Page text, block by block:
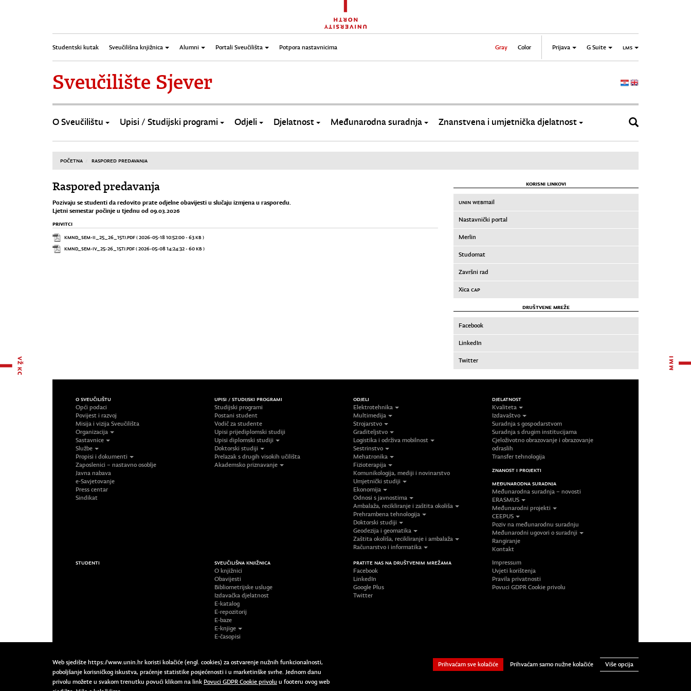
Studentski kutak Sveučilišna knjižnica Alumni Portali Sveučilišta Potpora nastavnicima Gray Color Prijava G Suite LMS
Sveučilište Sjever
O Sveučilištu Upisi / Studijski programi Odjeli Djelatnost Međunarodna suradnja Znanstvena i umjetnička djelatnost
POČETNA RASPORED PREDAVANJA
Raspored predavanja
Pozivaju se studenti da redovito prate odjelne obavijesti u slučaju izmjena u rasporedu.
Ljetni semestar počinje u tjednu od 09.03.2026
PRIVITCI
KMND_SEM-II_25_26_15TJ.PDF( 2026-05-18 10:52:00 - 63 KB )
KMND_SEM-IV_25-26_15TJ.PDF( 2026-05-08 14:24:32 - 60 KB )
KORISNI LINKOVI
UNIN WEBmail
Nastavnički portal
Merlin
Studomat
Završni rad
Xica CAP
DRUŠTVENE MREŽE
Facebook
LinkedIn
Twitter
O SVEUČILIŠTU
Opći podaci
Povijest i razvoj
Misija i vizija Sveučilišta
Organizacija
Sastavnice
Službe
Propisi i dokumenti
Zaposlenici – nastavno osoblje
Javna nabava
e-Savjetovanje
Press centar
Sindikat
UPISI / STUDIJSKI PROGRAMI
Studijski programi
Postani student
Vodič za studente
Upisi prijediplomski studiji
Upisi diplomski studiji
Doktorski studiji
Prelazak s drugih visokih učilišta
Akademsko priznavanje
ODJELI
Elektrotehnika
Multimedija
Strojarstvo
Graditeljstvo
Logistika i održiva mobilnost
Sestrinstvo
Mehatronika
Fizioterapija
Komunikologija, mediji i novinarstvo
Umjetnički studiji
Ekonomija
Odnosi s javnostima
Ambalaža, recikliranje i zaštita okoliša
Prehrambena tehnologija
Doktorski studiji
Geodezija i geomatika
Zaštita okoliša, recikliranje i ambalaža
Računarstvo i informatika
DJELATNOST
Kvaliteta
Izdavaštvo
Suradnja s gospodarstvom
Suradnja s drugim institucijama
Cjeloživotno obrazovanje i obrazovanje
odraslih
Transfer tehnologija
ZNANOST I PROJEKTI
MEĐUNARODNA SURADNJA
Međunarodna suradnja – novosti
ERASMUS
Međunarodni projekti
CEEPUS
Poziv na međunarodnu suradnju
Međunarodni ugovori o suradnji
Rangiranje
Kontakt
STUDENTI
SVEUČILIŠNA KNJIŽNICA
O knjižnici
Obavijesti
Bibliometrijske usluge
Izdavačka djelatnost
E-katalog
E-repozitorij
E-baze
E-knjige
E-časopisi
PRATITE NAS NA DRUŠTVENIM MREŽAMA
Facebook
LinkedIn
Google Plus
Twitter
Impressum
Uvjeti korištenja
Pravila privatnosti
Povuci GDPR Cookie privolu
Web sjedište https://www.unin.hr koristi kolačiće (engl. cookies) za ostvarenje nužnih funkcionalnosti,
poboljšanje korisničkog iskustva, praćenje statistike posjećenosti i u marketinške svrhe. Jednom danu
privolu možete u svakom trenutku povući klikom na link Povuci GDPR Cookie privolu u footeru ovog web
Prihvaćam sve kolačiće Prihvaćam samo nužne kolačiće Više opcija